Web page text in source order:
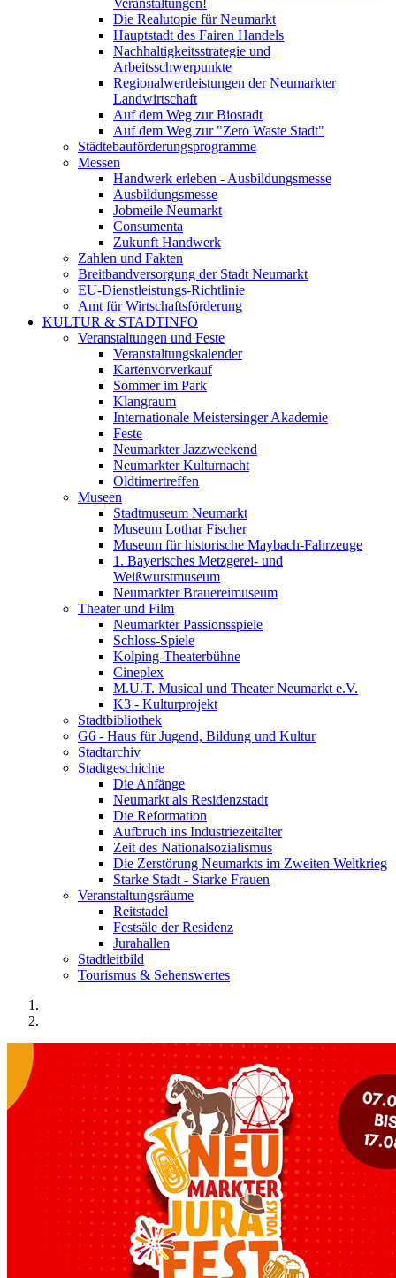
Veranstaltungen!
Die Realutopie für Neumarkt
Hauptstadt des Fairen Handels
Nachhaltigkeitsstrategie und
Arbeitsschwerpunkte
Regionalwertleistungen der Neumarkter
Landwirtschaft
Auf dem Weg zur Biostadt
Auf dem Weg zur "Zero Waste Stadt"
Städtebauförderungsprogramme
Messen
Handwerk erleben - Ausbildungsmesse
Ausbildungsmesse
Jobmeile Neumarkt
Consumenta
Zukunft Handwerk
Zahlen und Fakten
Breitbandversorgung der Stadt Neumarkt
EU-Dienstleistungs-Richtlinie
Amt für Wirtschaftsförderung
KULTUR & STADTINFO
Veranstaltungen und Feste
Veranstaltungskalender
Kartenvorverkauf
Sommer im Park
Klangraum
Internationale Meistersinger Akademie
Feste
Neumarkter Jazzweekend
Neumarkter Kulturnacht
Oldtimertreffen
Museen
Stadtmuseum Neumarkt
Museum Lothar Fischer
Museum für historische Maybach-Fahrzeuge
1. Bayerisches Metzgerei- und
Weißwurstmuseum
Neumarkter Brauereimuseum
Theater und Film
Neumarkter Passionsspiele
Schloss-Spiele
Kolping-Theaterbühne
Cineplex
M.U.T. Musical und Theater Neumarkt e.V.
K3 - Kulturprojekt
Stadtbibliothek
G6 - Haus für Jugend, Bildung und Kultur
Stadtarchiv
Stadtgeschichte
Die Anfänge
Neumarkt als Residenzstadt
Die Reformation
Aufbruch ins Industriezeitalter
Zeit des Nationalsozialismus
Die Zerstörung Neumarkts im Zweiten Weltkrieg
Starke Stadt - Starke Frauen
Veranstaltungsräume
Reitstadel
Festsäle der Residenz
Jurahallen
Stadtleitbild
Tourismus & Sehenswertes